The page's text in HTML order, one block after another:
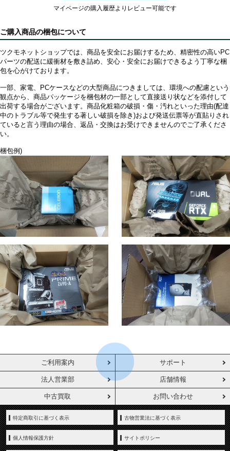
マイページの購入履歴よりレビュー可能です
ご購入商品の梱包について
ツクモネットショップでは、商品を安全にお届けするため、精密性の高いPC
パーツの配送に緩衝材を敷き詰め、安心・安全にお届けできるよう丁寧な梱
包を心がけております。
一部、家電、PCケースなどの大型商品につきましては、環境への配慮という
観点から、商品パッケージを梱包材の一部として直接送り状などを添付して
出荷する場合がございます。商品化粧箱の破損・傷・汚れといった理由(配達
中のトラブル等で発生する著しい破損を除き)および発送伝票等が直貼りされ
ていると言う理由の場合、返品・交換はお受けできませんのでご了承くださ
い。
梱包例)
ご利用案内 サポート
法人営業部 店舗情報
中古買取 お問い合わせ
特定商取引に基づく表示 古物営業法に基づく表示
個人情報保護方針 サイトポリシー